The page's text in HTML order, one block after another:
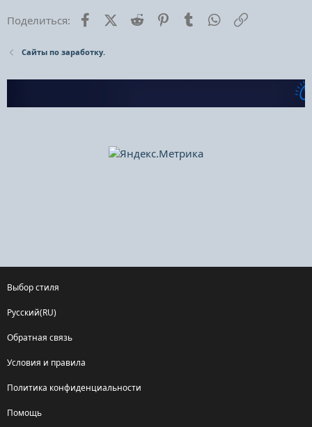
Поделиться: FacebookX (Twitter)
Reddit PinterestTumblr WhatsApp
Сайты по заработку.
Выбор стиля
Русский(RU)
Обратная связь
Условия и правила
Политика конфиденциальности
Помощь